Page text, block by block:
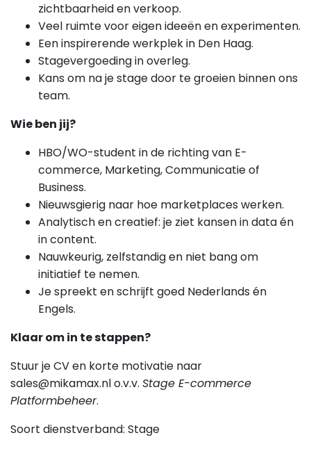
zichtbaarheid en verkoop.
Veel ruimte voor eigen ideeën en experimenten.
Een inspirerende werkplek in Den Haag.
Stagevergoeding in overleg.
Kans om na je stage door te groeien binnen ons
team.
Wie ben jij?
HBO/WO-student in de richting van E-
commerce, Marketing, Communicatie of
Business.
Nieuwsgierig naar hoe marketplaces werken.
Analytisch en creatief: je ziet kansen in data én
in content.
Nauwkeurig, zelfstandig en niet bang om
initiatief te nemen.
Je spreekt en schrijft goed Nederlands én
Engels.
Klaar om in te stappen?
Stuur je CV en korte motivatie naar
sales@mikamax.nl o.v.v. Stage E-commerce
Platformbeheer.
Soort dienstverband: Stage